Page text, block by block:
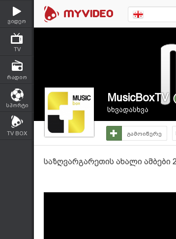
ვიდეო
TV
რადიო
სპორტი
TV BOX
MusicBoxTV
სხვადასხვა
გამოიწერე
საზღვარგარეთის ახალი ამბები